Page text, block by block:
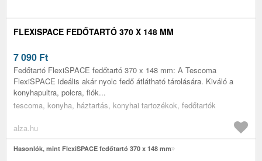
FLEXISPACE FEDŐTARTÓ 370 X 148 MM
7 090 Ft
Fedőtartó FlexiSPACE fedőtartó 370 x 148 mm: A Tescoma
FlexiSPACE ideális akár nyolc fedő átlátható tárolására. Kiváló a
konyhapultra, polcra, fiók...
tescoma, konyha, háztartás, konyhai tartozékok, fedőtartók
alza.hu
Hasonlók, mint FlexiSPACE fedőtartó 370 x 148 mm